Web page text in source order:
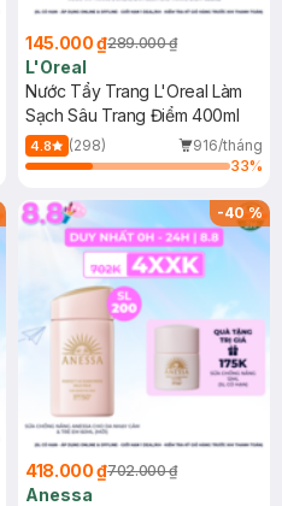
145.000 ₫289.000 ₫
L'Oreal
Nước Tẩy Trang L'Oreal Làm
Sạch Sâu Trang Điểm 400ml
4.8 (298)
916/tháng
33%
-40%
418.000 ₫702.000 ₫
Anessa